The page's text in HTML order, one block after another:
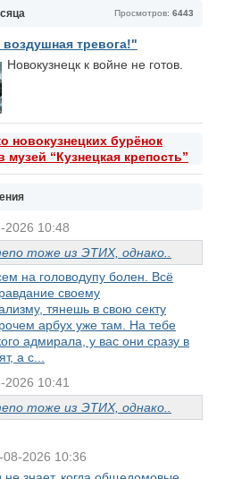
Просмотров: 6443
воздушная тревога!"
Новокузнецк к войне не готов.
новокузнецких бурёнок
музей “Кузнецкая крепость”
2026 10:48
тоже из ЭТИХ, однако..
на головодупу болен. Всё
своему
тянешь в свою секту
арбух уже там. На тебе
адмирала, у вас они сразу в
а с...
2026 10:41
тоже из ЭТИХ, однако..
08-2026 10:36